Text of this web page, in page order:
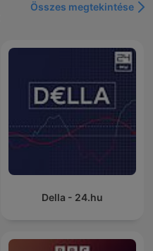
Összes megtekintése
Della - 24.hu